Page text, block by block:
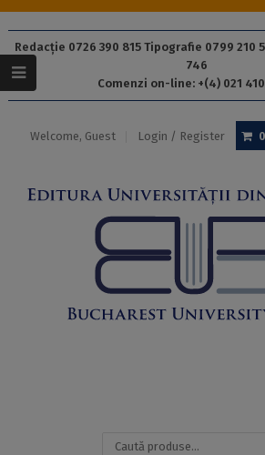
Redacție 0726 390 815 Tipografie 0799 210
746
Comenzi on-line: +(4) 021
Welcome, Guest Login / Register
Caută